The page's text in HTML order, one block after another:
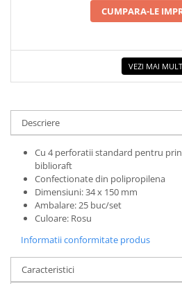
Carti pentru copii
Literatura Universala
Poezie
Carte Prescolara, Joc
Carti cartonate
Descopera lumea
Descopera si invata
Din ograda
Povesti pe roti
Primele notiuni
CUMPARA-LE
VEZI MAI MULT
Descriere
Cu 4 perforatii standard pentru
biblioraft
Confectionate din polipropilena
Dimensiuni: 34 x 150 mm
Ambalare: 25 buc/set
Culoare: Rosu
Informatii conformitate produs
Caracteristici